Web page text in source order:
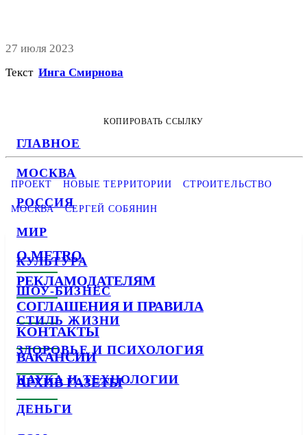
ГЛАВНОЕ
МОСКВА
РОССИЯ
МИР
КУЛЬТУРА
ШОУ-БИЗНЕС
СТИЛЬ ЖИЗНИ
ЗДОРОВЬЕ И ПСИХОЛОГИЯ
НАУКА И ТЕХНОЛОГИИ
ДЕНЬГИ
27 июля 2023
Текст Инга Смирнова
КОПИРОВАТЬ ССЫЛКУ
ПРОЕКТ НОВЫЕ ТЕРРИТОРИИ СТРОИТЕЛЬСТВО
МОСКВА СЕРГЕЙ СОБЯНИН
О METRO
РЕКЛАМОДАТЕЛЯМ
СОГЛАШЕНИЯ И ПРАВИЛА
КОНТАКТЫ
ВАКАНСИИ
АРХИВ ГАЗЕТЫ